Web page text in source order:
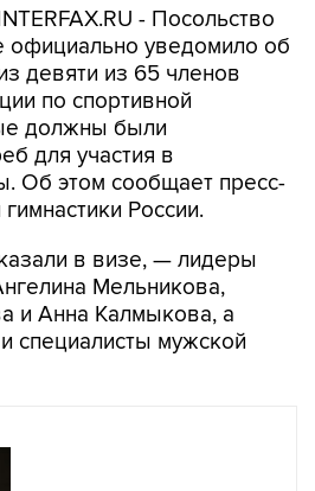
- Посольство
официально уведомило об
девяти из 65 членов
по спортивной
должны были
для участия в
Об этом сообщает пресс-
России.
в визе, — лидеры
Мельникова,
и Анна Калмыкова, а
специалисты мужской